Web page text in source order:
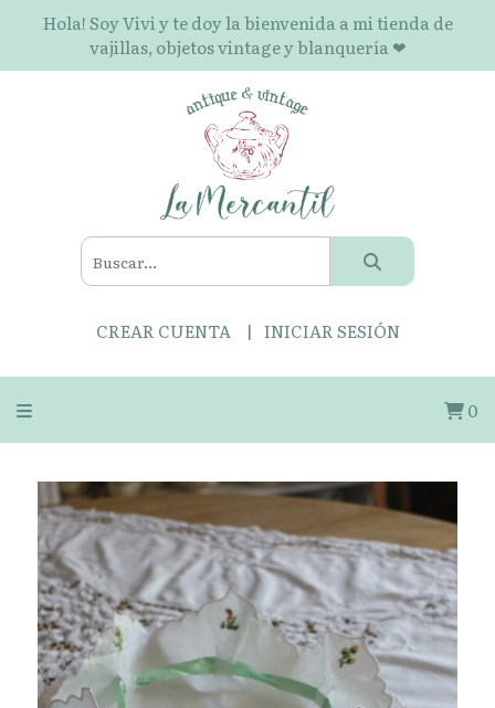
Hola! Soy Vivi y te doy la bienvenida a mi tienda de
vajillas, objetos vintage y blanquería ❤
CREAR CUENTA INICIAR SESIÓN
0